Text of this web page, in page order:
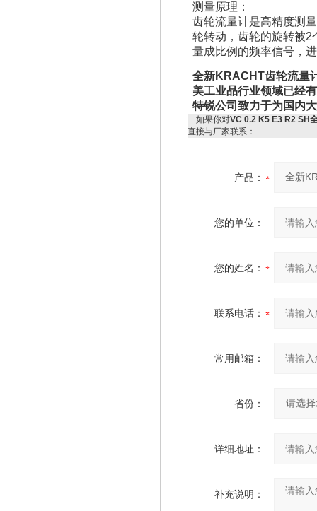
测量原理：
齿轮流量计是高精度测
轮转动，齿轮的旋转被2
量成比例的频率信号，
全新KRACHT齿轮流量
美工业品行业领域已经
特锐公司致力于为国内
如果你对VC 0.2 K5 E3 R2 SH
直接与厂家联系：
产品：
您的单位：
您的姓名：
联系电话：
常用邮箱：
省份：
详细地址：
补充说明：